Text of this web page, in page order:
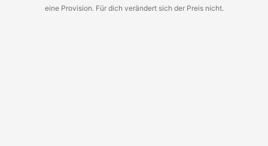
eine Provision. Für dich verändert sich der Preis nicht.